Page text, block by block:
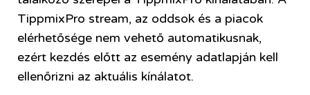
TippmixPro stream, az oddsok és a piacok
elérhetősége nem vehető automatikusnak,
ezért kezdés előtt az esemény adatlapján kell
ellenőrizni az aktuális kínálatot.